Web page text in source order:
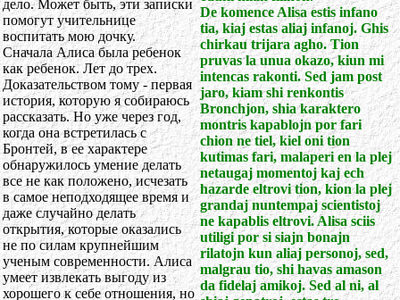
дело. Может быть, эти записки
помогут учительнице
воспитать мою дочку.
Сначала Алиса была ребенок
как ребенок. Лет до трех.
Доказательством тому - первая
история, которую я собираюсь
рассказать. Но уже через год,
когда она встретилась с
Бронтей, в ее характере
обнаружилось умение делать
все не как положено, исчезать
в самое неподходящее время и
даже случайно делать
открытия, которые оказались
не по силам крупнейшим
ученым современности. Алиса
умеет извлекать выгоду из
хорошего к себе отношения, но
De komence Alisa estis infano
tia, kiaj estas aliaj infanoj. Ghis
chirkau trijara agho. Tion
pruvas la unua okazo, kiun mi
intencas rakonti. Sed jam post
jaro, kiam shi renkontis
Bronchjon, shia karaktero
montris kapablojn por fari
chion ne tiel, kiel oni tion
kutimas fari, malaperi en la plej
netaugaj momentoj kaj ech
hazarde eltrovi tion, kion la plej
grandaj nuntempaj scientistoj
ne kapablis eltrovi. Alisa sciis
utiligi por si siajn bonajn
rilatojn kun aliaj personoj, sed,
malgrau tio, shi havas amason
da fidelaj amikoj. Sed al ni, al